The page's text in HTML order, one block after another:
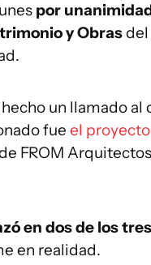
por
y Obrasdel
un llamado al
fue el
FROM Arquitectos
en dos de los
en realidad.